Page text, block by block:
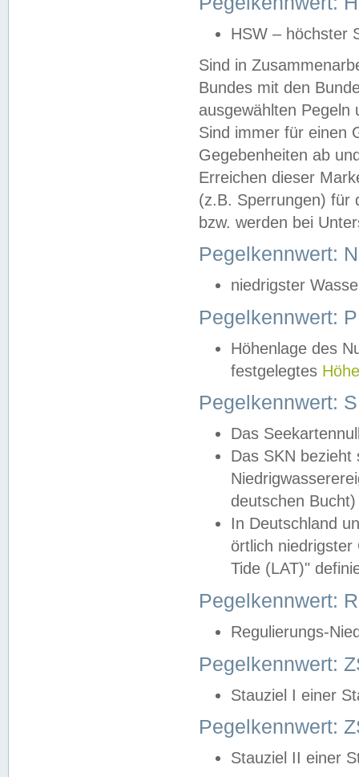
HSW – höchster
Sind in
Bundes mit den
ausgewählten
Sind immer für einen
Gegebenheiten ab
Erreichen dieser
(z.B. Sperrungen) für
bzw. werden bei
Pegelkennwert:
niedrigster
Pegelkennwert:
Höhenlage des
festgelegtes
Pegelkennwert:
Das
Das SKN
deutschen
In Deutschland
örtlich
Tide (LAT)"
Pegelkennwert:
Regulierungs-
Pegelkennwert:
Stauziel I einer
Pegelkennwert:
Stauziel II einer